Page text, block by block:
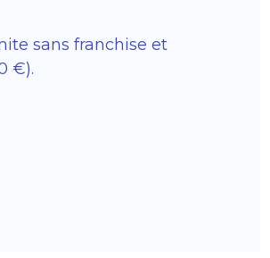
sans franchise et
€).